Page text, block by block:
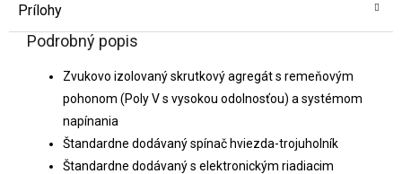
Prílohy
Podrobný popis
Zvukovo izolovaný skrutkový agregát s remeňovým
pohonom (Poly V s vysokou odolnosťou) a systémom
napínania
Štandardne dodávaný spínač hviezda-trojuholník
Štandardne dodávaný s elektronickým riadiacim